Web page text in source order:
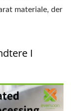
materiale, der
I